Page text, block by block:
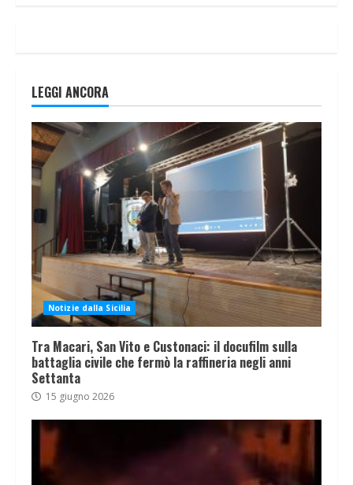
LEGGI ANCORA
Notizie dalla Sicilia
Tra Macari, San Vito e Custonaci: il docufilm sulla
battaglia civile che fermò la raffineria negli anni
Settanta
15 giugno 2026